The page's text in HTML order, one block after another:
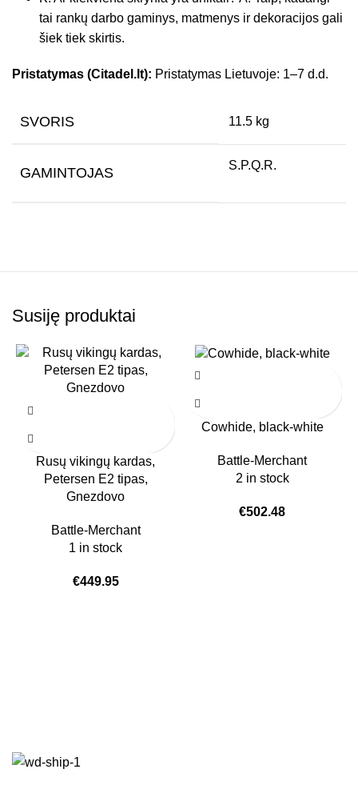
tai rankų darbo gaminys, matmenys ir dekoracijos gali
šiek tiek skirtis.
Pristatymas (Citadel.lt): Pristatymas Lietuvoje: 1–7 d.d.
SVORIS 11.5 kg
GAMINTOJAS S.P.Q.R.
Susiję produktai
Rusų vikingų kardas,
Petersen E2 tipas,
Gnezdovo
Battle-Merchant
1 in stock
€449.95
Cowhide, black-white
Battle-Merchant
2 in stock
€502.48